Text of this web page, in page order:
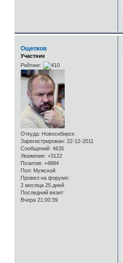
Ощепков
Участник
Рейтинг:
Откуда: Новосибирск
Зарегистрирован: 22-12-2011
Сообщений: 4635
Уважение: +3122
Позитив: +4884
Пол: Мужской
Провел на форуме:
2 месяца 25 дней
Последний визит:
Вчера 21:00:39